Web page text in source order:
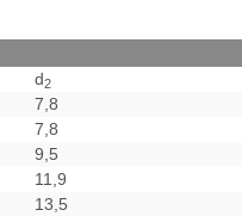
d2
7,8
7,8
9,5
11,9
13,5